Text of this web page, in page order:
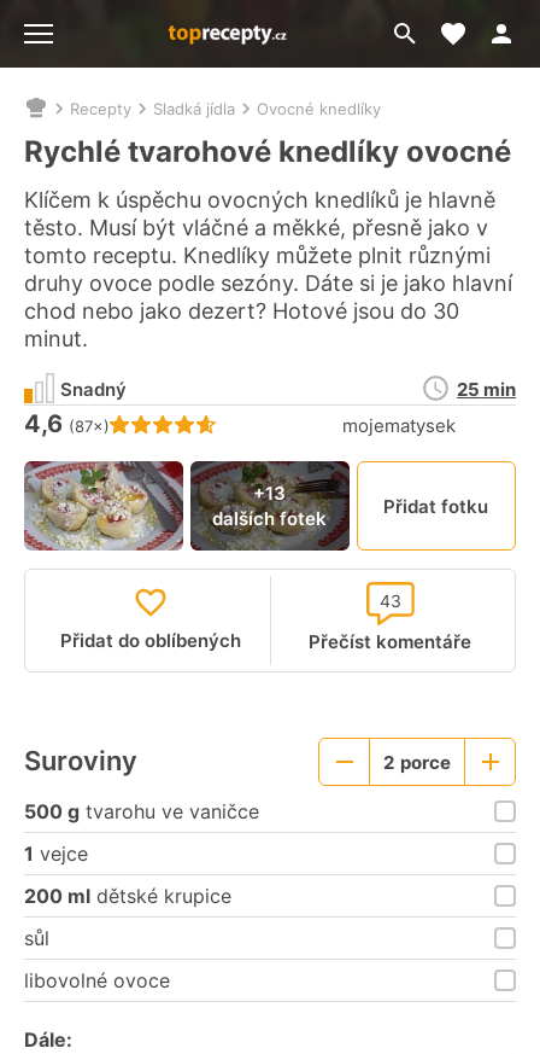
Přejít
na
Moje
Nacházíte
se
zde:
Recepty Sladká jídla Ovocné knedlíky
Rychlé tvarohové knedlíky ovocné
Klíčem k úspěchu ovocných knedlíků je hlavně
těsto. Musí být vláčné a měkké, přesně jako v
tomto receptu. Knedlíky můžete plnit různými
druhy ovoce podle sezóny. Dáte si je jako hlavní
chod nebo jako dezert? Hotové jsou do 30
minut.
Hodnocení receptu je
4,6 (87×) mojematysek
Snadný
Doba
25 min
+13
dalších fotek
Přidat fotku
Přidat do oblíbených Přečíst komentáře
43
Suroviny
Menší
2 porce
Větší
porce
500 g tvarohu ve vaničce
1 vejce
200 ml dětské krupice
sůl
libovolné ovoce
Dále: